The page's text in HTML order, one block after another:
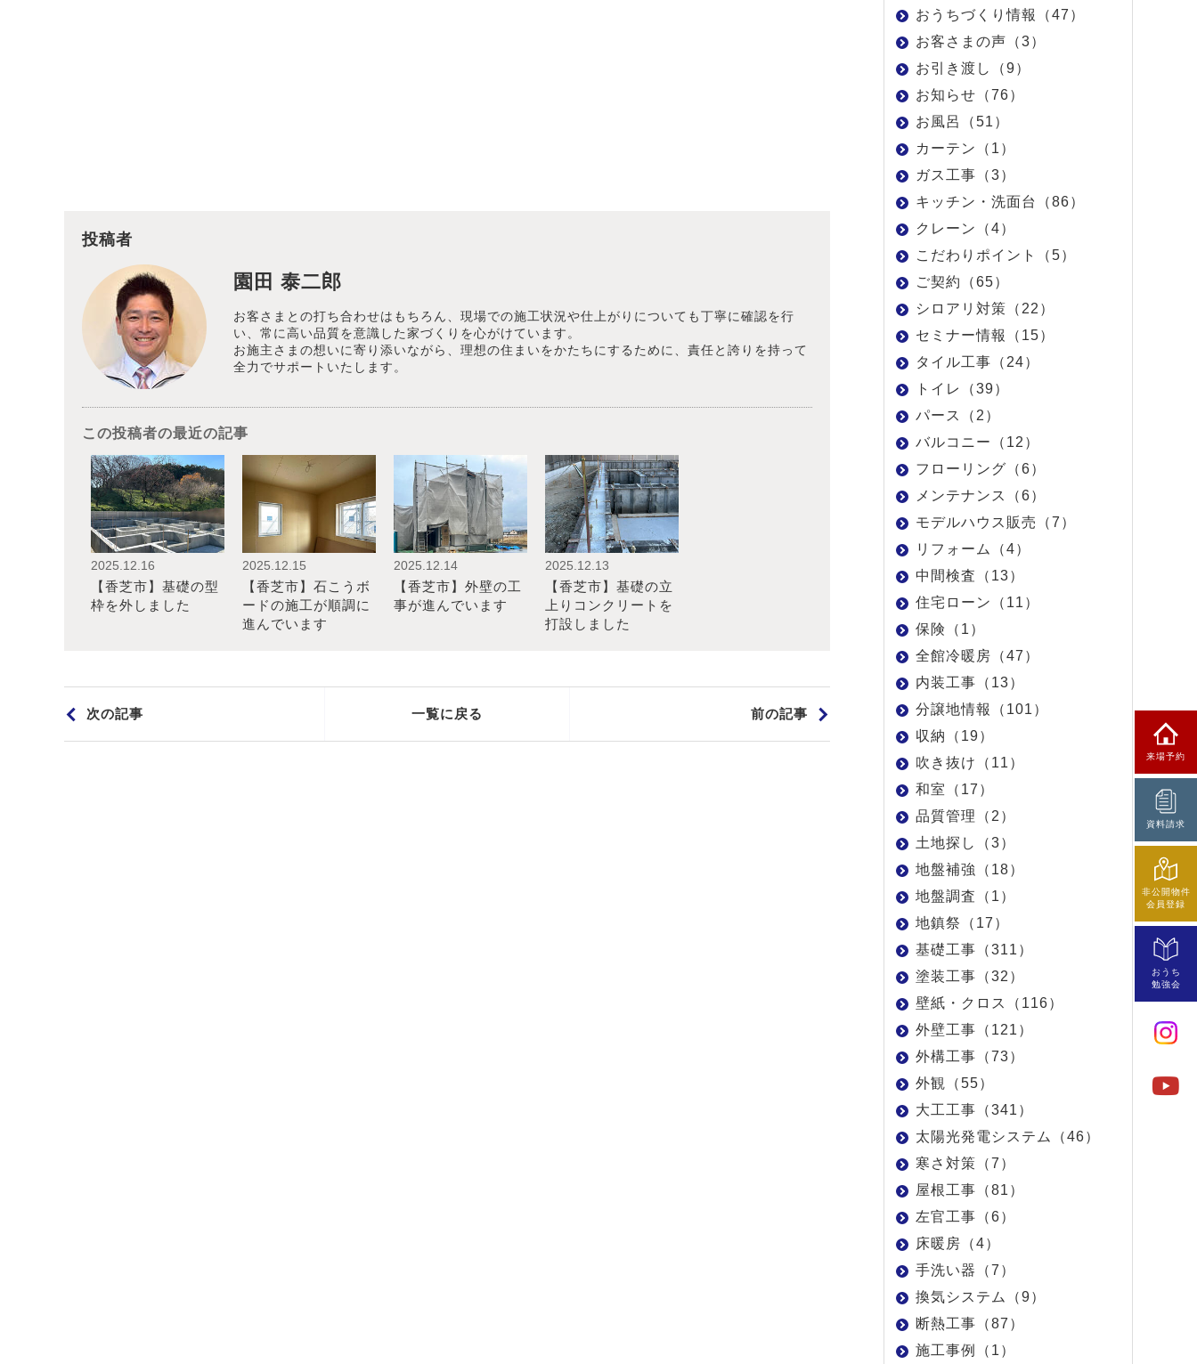
来場予約
資料請求
非公開物件
会員登録
おうち
勉強会
投稿者
園田 泰二郎
お客さまとの打ち合わせはもちろん、現場での施工状況や仕上がりについても丁寧に確認を行
い、常に高い品質を意識した家づくりを心がけています。
お施主さまの想いに寄り添いながら、理想の住まいをかたちにするために、責任と誇りを持って
全力でサポートいたします。
この投稿者の最近の記事
2025.12.16
【香芝市】基礎の型
枠を外しました
2025.12.15
【香芝市】石こうボ
ードの施工が順調に
進んでいます
2025.12.14
【香芝市】外壁の工
事が進んでいます
2025.12.13
【香芝市】基礎の立
上りコンクリートを
打設しました
次の記事 前の記事
一覧に戻る
おうちづくり情報（47）
お客さまの声（3）
お引き渡し（9）
お知らせ（76）
お風呂（51）
カーテン（1）
ガス工事（3）
キッチン・洗面台（86）
クレーン（4）
こだわりポイント（5）
ご契約（65）
シロアリ対策（22）
セミナー情報（15）
タイル工事（24）
トイレ（39）
パース（2）
バルコニー（12）
フローリング（6）
メンテナンス（6）
モデルハウス販売（7）
リフォーム（4）
中間検査（13）
住宅ローン（11）
保険（1）
全館冷暖房（47）
内装工事（13）
分譲地情報（101）
収納（19）
吹き抜け（11）
和室（17）
品質管理（2）
土地探し（3）
地盤補強（18）
地盤調査（1）
地鎮祭（17）
基礎工事（311）
塗装工事（32）
壁紙・クロス（116）
外壁工事（121）
外構工事（73）
外観（55）
大工工事（341）
太陽光発電システム（46）
寒さ対策（7）
屋根工事（81）
左官工事（6）
床暖房（4）
手洗い器（7）
換気システム（9）
断熱工事（87）
施工事例（1）